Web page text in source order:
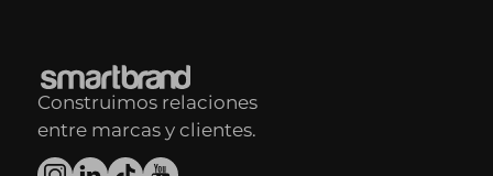
Construimos relaciones
entre marcas y clientes.